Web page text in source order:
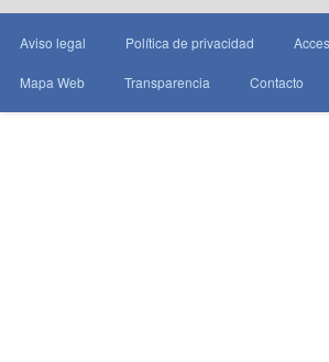
Aviso legal Política de privacidad
Mapa Web Transparencia Contacto